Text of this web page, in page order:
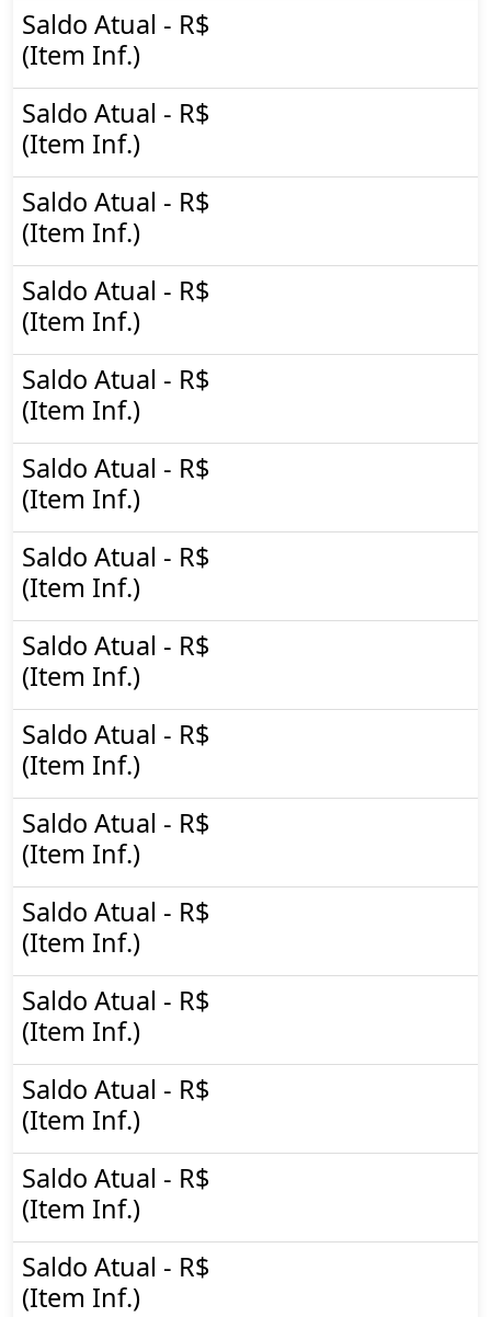
Saldo Atual - R$
(Item Inf.)
Saldo Atual - R$
(Item Inf.)
Saldo Atual - R$
(Item Inf.)
Saldo Atual - R$
(Item Inf.)
Saldo Atual - R$
(Item Inf.)
Saldo Atual - R$
(Item Inf.)
Saldo Atual - R$
(Item Inf.)
Saldo Atual - R$
(Item Inf.)
Saldo Atual - R$
(Item Inf.)
Saldo Atual - R$
(Item Inf.)
Saldo Atual - R$
(Item Inf.)
Saldo Atual - R$
(Item Inf.)
Saldo Atual - R$
(Item Inf.)
Saldo Atual - R$
(Item Inf.)
Saldo Atual - R$
(Item Inf.)